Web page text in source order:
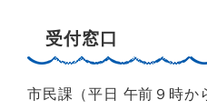
受付窓口
市民課（平日 午前９時か